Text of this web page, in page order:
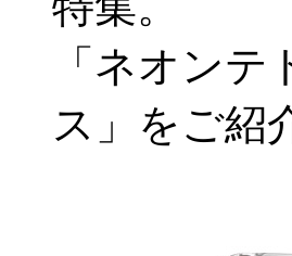
「ネオン
ス」をご紹